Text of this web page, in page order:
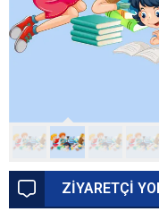
ZİYARETÇİ